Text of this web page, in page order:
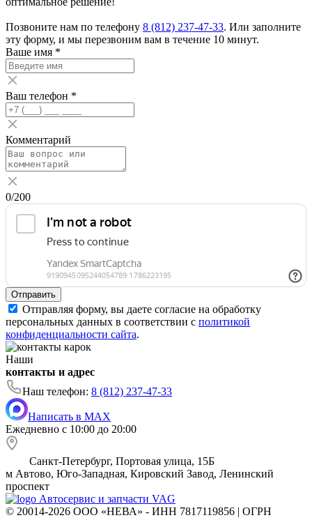
Позвоните нам по телефону 8 (812) 237-47-33. Или заполните
эту форму, и мы перезвоним вам в течение 10 минут.
Ваше имя *
Ваш телефон *
Комментарий
0/200
Отправить
Отправляя форму, вы даете согласие на обработку
персональных данных в соответствии с политикой
конфиденциальности сайта.
Наши
контакты и адрес
Наш телефон: 8 (812) 237-47-33
Написать в MAX
Ежедневно с 10:00 до 20:00
Санкт-Петербург, Портовая улица, 15Б
м Автово, Юго-Западная, Кировский Завод, Ленинский
проспект
Автосервис и запчасти VAG
© 20014-2026 ООО «НЕВА» - ИНН 7817119856 | ОГРН